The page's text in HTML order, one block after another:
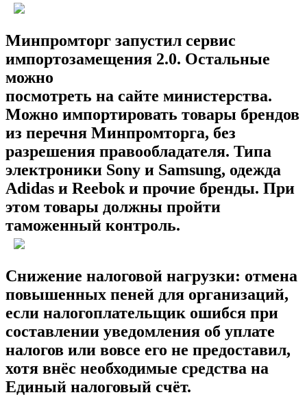
Минпромторг запустил сервис
импортозамещения 2.0. Остальные
можно
посмотреть на сайте министерства.
Можно импортировать товары брендов
из перечня Минпромторга, без
разрешения правообладателя. Типа
электроники Sony и Samsung, одежда
Adidas и Reebok и прочие бренды. При
этом товары должны пройти
таможенный контроль.
Снижение налоговой нагрузки: отмена
повышенных пеней для организаций,
если налогоплательщик ошибся при
составлении уведомления об уплате
налогов или вовсе его не предоставил,
хотя внёс необходимые средства на
Единый налоговый счёт.